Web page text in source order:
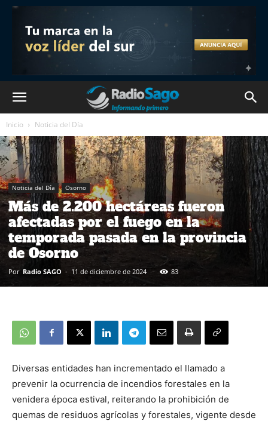
Inicio Noticia del Día
Noticia del Día Osorno
Más de 2.200 hectáreas fueron
afectadas por el fuego en la
temporada pasada en la provincia
de Osorno
Por Radio SAGO - 11 de diciembre de 2024 83
Diversas entidades han incrementado el llamado a
prevenir la ocurrencia de incendios forestales en la
venidera época estival, reiterando la prohibición de
quemas de residuos agrícolas y forestales, vigente desde